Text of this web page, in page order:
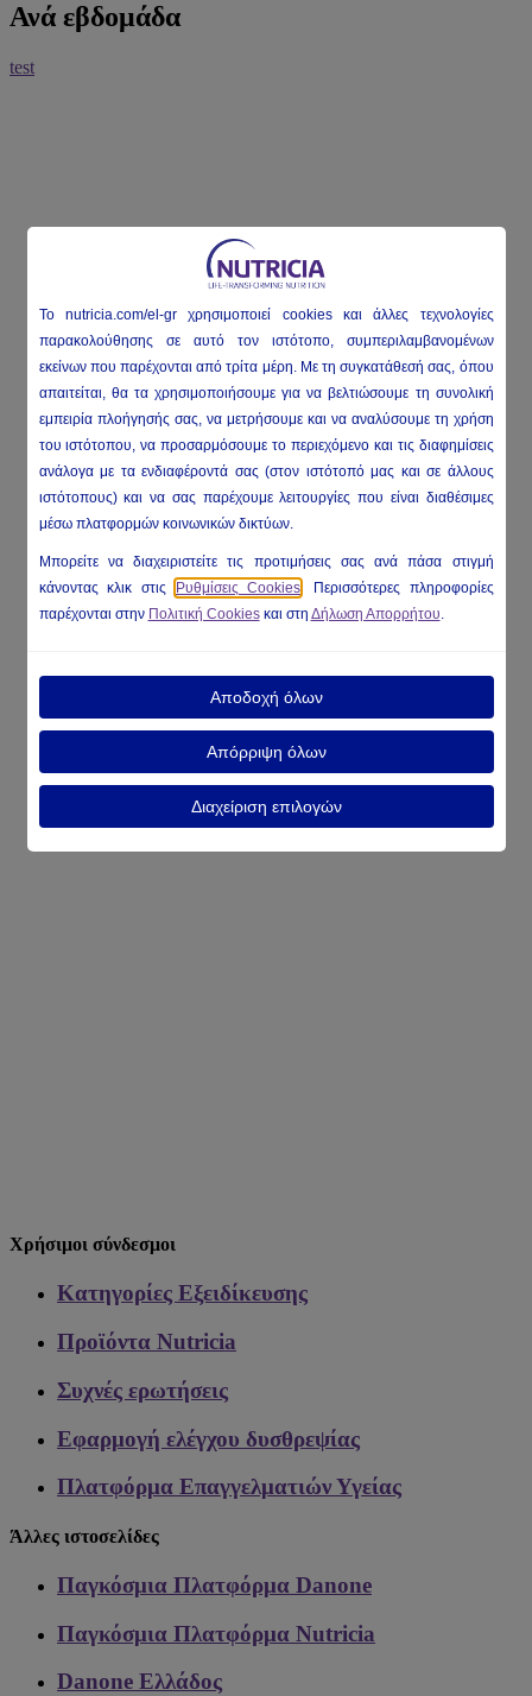
To nutricia.com/el-grχρησιμοποιεί cookiesκαι άλλες τεχνολογίες
παρακολούθησης σε αυτό τον ιστότοπο, συμπεριλαμβανομένων
εκείνων που παρέχονται από τρίτα μέρη. Με τη συγκατάθεσή σας, όπου
απαιτείται, θα τα χρησιμοποιήσουμε για να βελτιώσουμε τη συνολική
εμπειρία πλοήγησής σας, να μετρήσουμε και να αναλύσουμε τη χρήση
του ιστότοπου, να προσαρμόσουμε το περιεχόμενο και τις διαφημίσεις
ανάλογα με τα ενδιαφέροντά σας (στον ιστότοπό μας και σε άλλους
ιστότοπους) και να σας παρέχουμε λειτουργίες που είναι διαθέσιμες
μέσω πλατφορμών κοινωνικών δικτύων.
Μπορείτε να διαχειριστείτε τις προτιμήσεις σας ανά πάσα στιγμή
κάνοντας κλικ στις Ρυθμίσεις Cookies . Περισσότερες πληροφορίες
παρέχονται στην Πολιτική Cookiesκαι στη Δήλωση Απορρήτου.
Αποδοχή όλων
Απόρριψη όλων
Διαχείριση επιλογών
Ανά εβδομάδα
test
Χρήσιμοι σύνδεσμοι
Κατηγορίες Εξειδίκευσης
Προϊόντα Nutricia
Συχνές ερωτήσεις
Εφαρμογή ελέγχου δυσθρεψίας
Πλατφόρμα Επαγγελματιών Υγείας
Άλλες ιστοσελίδες
Παγκόσμια Πλατφόρμα Danone
Παγκόσμια Πλατφόρμα Nutricia
Danone Ελλάδος